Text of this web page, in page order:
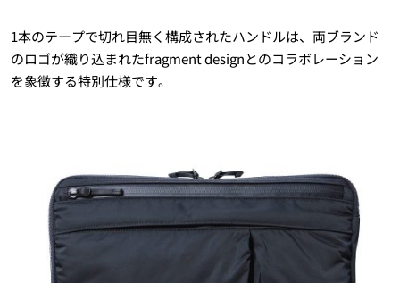
1本のテープで切れ目無く構成されたハンドルは、両ブランド
のロゴが織り込まれたfragment designとのコラボレーション
を象徴する特別仕様です。